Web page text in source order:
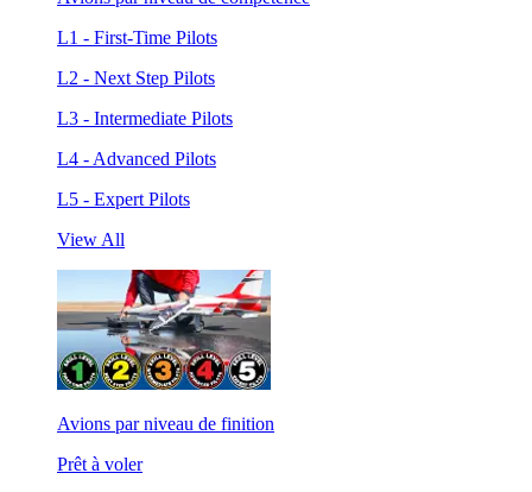
L1 - First-Time Pilots
L2 - Next Step Pilots
L3 - Intermediate Pilots
L4 - Advanced Pilots
L5 - Expert Pilots
View All
Avions par niveau de finition
Prêt à voler